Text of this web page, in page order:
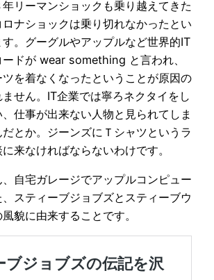
リーマンショックも乗り越えてきた
ナショックは乗り切れなかったとい
す。グーグルやアップルなど世界的IT
ドが wear something と言われ、
を着なくなったということが原因の
せん。IT企業では寧ろネクタイをし
仕事が出来ない人物と見られてしま
とか。ジーンズにＴシャツというラ
来なければならないわけです。
自宅ガレージでアップルコンピュー
スティーブジョブズとスティーブウ
貌に由来することです。